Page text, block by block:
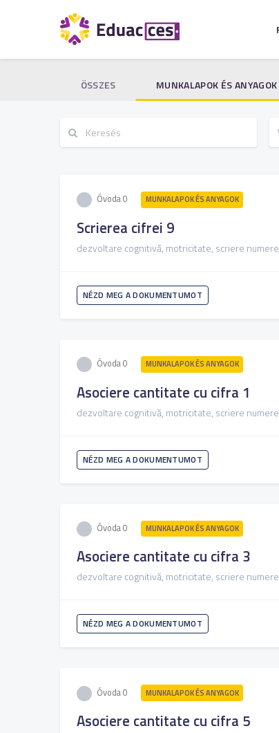
ÖSSZES MUNKALAPOK ÉS ANYAGOK
Óvoda 0 MUNKALAPOK ÉS ANYAGOK
Scrierea cifrei 9
dezvoltare cognitivă, motricitate, scriere
NÉZD MEG A DOKUMENTUMOT
Óvoda 0 MUNKALAPOK ÉS ANYAGOK
Asociere cantitate cu cifra 1
dezvoltare cognitivă, motricitate, scriere
NÉZD MEG A DOKUMENTUMOT
Óvoda 0 MUNKALAPOK ÉS ANYAGOK
Asociere cantitate cu cifra 3
dezvoltare cognitivă, motricitate, scriere
NÉZD MEG A DOKUMENTUMOT
Óvoda 0 MUNKALAPOK ÉS ANYAGOK
Asociere cantitate cu cifra 5